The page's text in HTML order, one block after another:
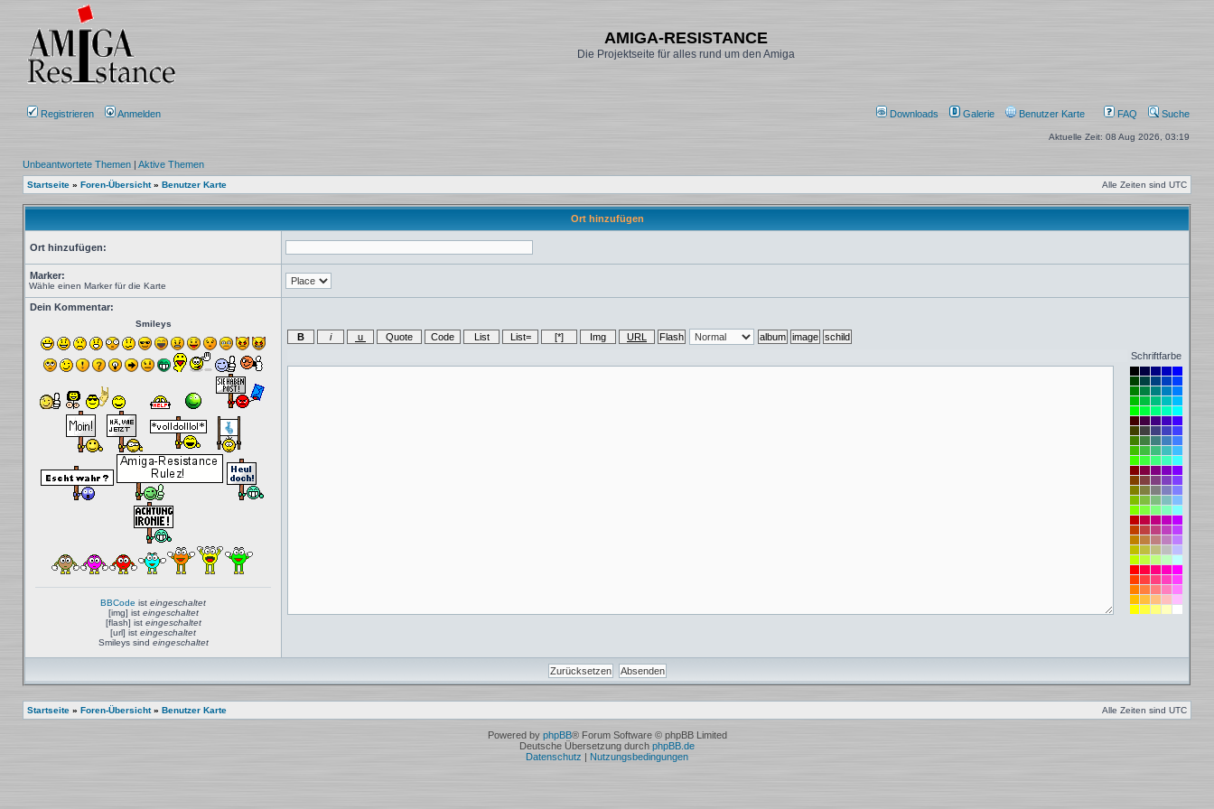
AMIGA-RESISTANCE
Die Projektseite für alles rund um den Amiga
Registrieren Anmelden Downloads Galerie Benutzer Karte FAQ Suche
Aktuelle Zeit: 08 Aug 2026, 03:19
Unbeantwortete Themen | Aktive Themen
Startseite » Foren-Übersicht» Benutzer Karte Alle Zeiten sind UTC
Ort hinzufügen
Ort hinzufügen:
Marker:
Wähle einen Marker für die Karte
Dein Kommentar:
Smileys
BBCode ist eingeschaltet
[img] ist eingeschaltet
[flash] ist eingeschaltet
[url] ist eingeschaltet
Smileys sind eingeschaltet
Schriftfarbe
Startseite » Foren-Übersicht» Benutzer Karte Alle Zeiten sind UTC
Powered by phpBB® Forum Software © phpBB Limited
Deutsche Übersetzung durch phpBB.de
Datenschutz | Nutzungsbedingungen